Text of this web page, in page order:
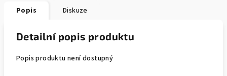
Popis Diskuze
Detailní popis produktu
Popis produktu není dostupný